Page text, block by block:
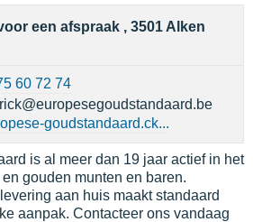
een afspraak , 3501 Alken
60 72 74
goudstandaard.ck...
is al meer dan 19 jaar actief in het
gouden munten en baren.
aan huis maakt standaard
aanpak. Contacteer ons vandaag